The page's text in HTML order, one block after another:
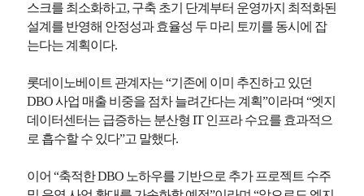
스크를 최소화하고, 구축 초기 단계부터 운영까지 최적화된
설계를 반영해 안정성과 효율성 두 마리 토끼를 동시에 잡
는다는 계획이다.
롯데이노베이트 관계자는 “기존에 이미 추진하고 있던
DBO 사업 매출 비중을 점차 늘려간다는 계획”이라며 “엣지
데이터센터는 급증하는 분산형 IT 인프라 수요를 효과적으
로 흡수할 수 있다”고 말했다.
이어 “축적한 DBO 노하우를 기반으로 추가 프로젝트 수주